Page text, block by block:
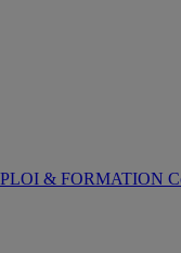
& FORMATION